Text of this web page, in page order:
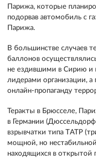
Парижа, которые
подорвав автомобиль с
Парижа.
В большинстве случаев
баллонов
не ездившими в Сирию и
лидерами организации, а
онлайн-пропаганду
Теракты в Брюсселе,
в Германии
взрывчатки типа TАТР
мощной, но
находящихся в